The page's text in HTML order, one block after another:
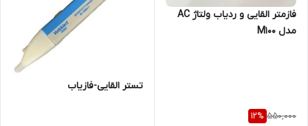
فازمتر القایی و ردیاب ولتاژ AC
مدل M100
550,000
12%
تستر القایی-فازیاب